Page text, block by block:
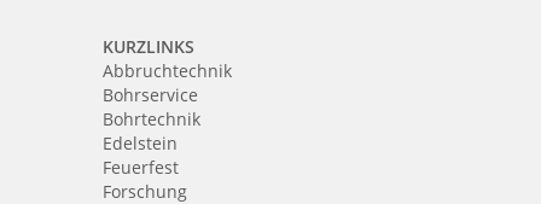
KURZLINKS
Abbruchtechnik
Bohrservice
Bohrtechnik
Edelstein
Feuerfest
Forschung